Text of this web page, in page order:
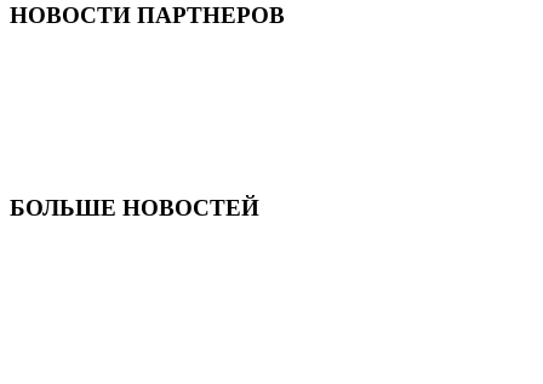
НОВОСТИ ПАРТНЕРОВ
БОЛЬШЕ НОВОСТЕЙ